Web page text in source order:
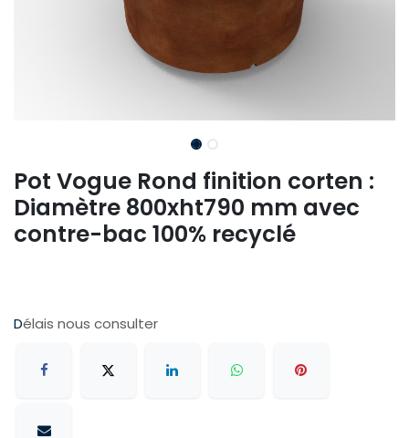
Pot Vogue Rond finition corten :
Diamètre 800xht790 mm avec
contre-bac 100% recyclé
Délais nous consulter